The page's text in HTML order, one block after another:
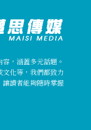
，涵蓋多元話題。
化等，我們都致力
讀者能夠隨時掌握